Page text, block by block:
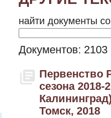
найти документы
Документов: 2103
Первенство
сезона 2018-
Томск, 2018